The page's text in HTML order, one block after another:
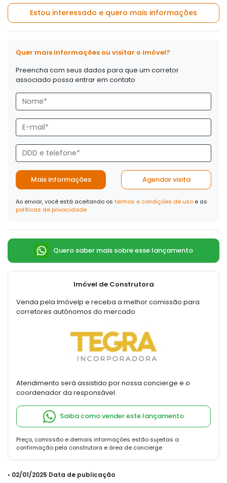
Estou interessado e quero mais informações
Quer mais informações ou visitar o imóvel?
Preencha com seus dados para que um corretor
associado possa entrar em contato
Mais informações Agendar visita
Ao enviar, você está aceitando os termos e condições de uso e as
políticas de privacidade
Quero saber mais sobre esse lançamento
Imóvel de Construtora
Venda pela Imóvelp e receba a melhor comissão para
corretores autônomos do mercado
Atendimento será assistido por nossa concierge e o
coordenador da responsável.
Saiba como vender este lançamento
Preço, comissão e demais informações estão sujeitas a
confirmação pela construtora e área de concierge
• 02/01/2025 Data de publicação